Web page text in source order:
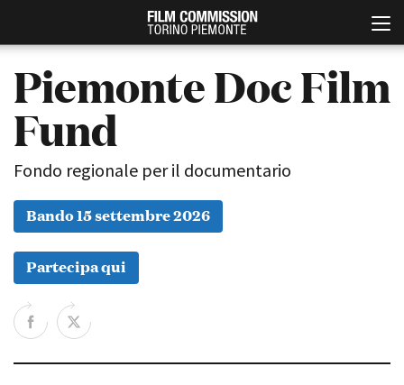
Chi siamo
Storia della Fondazione
Piemonte Doc Film
Fund
Fondo regionale per il documentario
Bando 15 settembre 2026
Partecipa qui